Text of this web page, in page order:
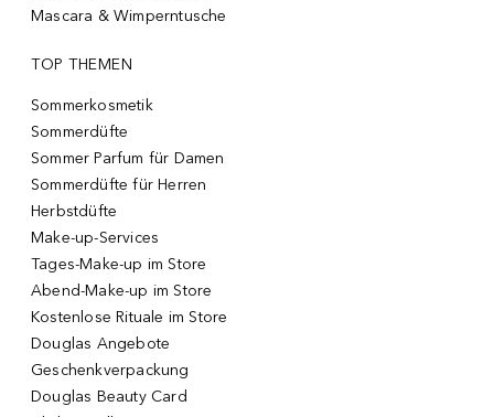
Mascara & Wimperntusche
TOP THEMEN
Sommerkosmetik
Sommerdüfte
Sommer Parfum für Damen
Sommerdüfte für Herren
Herbstdüfte
Make-up-Services
Tages-Make-up im Store
Abend-Make-up im Store
Kostenlose Rituale im Store
Douglas Angebote
Geschenkverpackung
Douglas Beauty Card